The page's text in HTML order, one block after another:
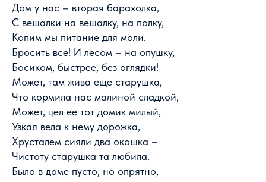
Дом у нас – вторая барахолка,
С вешалки на вешалку, на полку,
Копим мы питание для моли.
Бросить все! И лесом – на опушку,
Босиком, быстрее, без оглядки!
Может, там жива еще старушка,
Что кормила нас малиной сладкой,
Может, цел ее тот домик милый,
Узкая вела к нему дорожка,
Хрусталем сияли два окошка –
Чистоту старушка та любила.
Было в доме пусто, но опрятно,